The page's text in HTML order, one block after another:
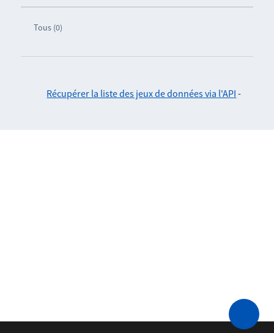
Tous (0)
Récupérer la liste des jeux de données via l'API -